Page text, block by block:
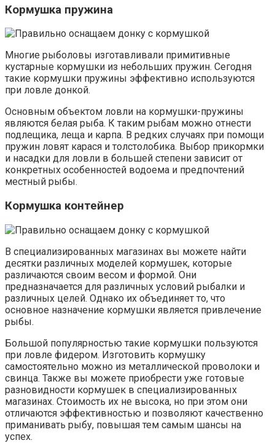
Кормушка пружина
Многие рыболовы изготавливали примитивные
кустарные кормушки из небольших пружин. Сегодня
такие кормушки пружины эффективно используются
при ловле донкой.
Основным объектом ловли на кормушки-пружины
являются белая рыба. К таким рыбам можно отнести
подлещика, леща и карпа. В редких случаях при помощи
пружин ловят карася и толстолобика. Выбор прикормки
и насадки для ловли в большей степени зависит от
конкретных особенностей водоема и предпочтений
местный рыбы.
Кормушка контейнер
В специализированных магазинах вы можете найти
десятки различных моделей кормушек, которые
различаются своим весом и формой. Они
предназначается для различных условий рыбалки и
различных целей. Однако их объединяет то, что
основное назначение кормушки является привлечение
рыбы.
Большой популярностью такие кормушки пользуются
при ловле фидером. Изготовить кормушку
самостоятельно можно из металлической проволоки и
свинца. Также вы можете приобрести уже готовые
разновидности кормушек в специализированных
магазинах. Стоимость их не высока, но при этом они
отличаются эффективностью и позволяют качественно
приманивать рыбу, повышая тем самым шансы на
успех.